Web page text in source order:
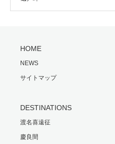
HOME
NEWS
サイトマップ
DESTINATIONS
渡名喜遠征
慶良間